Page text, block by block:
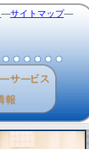
―サイトマップ―